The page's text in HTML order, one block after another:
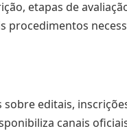
etapas de
procedimentos
sobre editais,
canais